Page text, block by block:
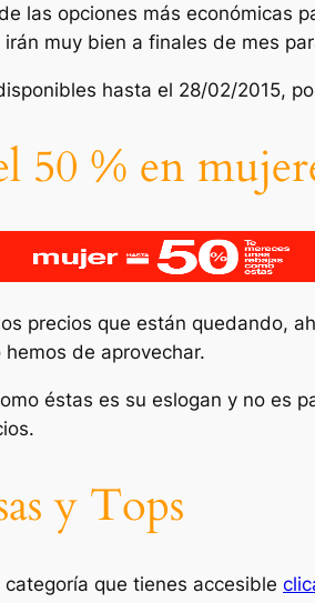
las opciones más económicas
muy bien a finales de mes
hasta el 28/02/2015,
50 % en
precios que están quedando,
de aprovechar.
éstas es su eslogan y no es
y Tops
que tienes accesible